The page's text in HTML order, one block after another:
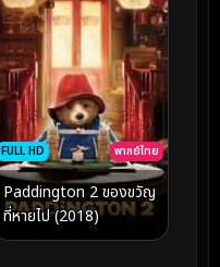
FULL HD พากย์ไทย
Paddington 2 ของขวัญ
ที่หายไป (2018)